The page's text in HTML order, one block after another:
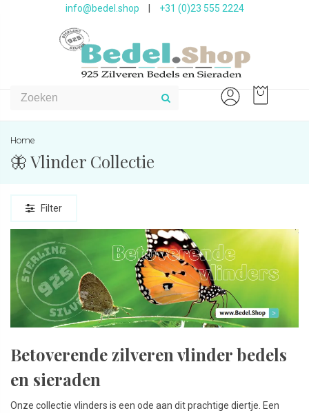
info@bedel.shop +31 (0)23 555 2224
Home
🦋 Vlinder Collectie
Filter
Betoverende zilveren vlinder bedels
en sieraden
Onze collectie vlinders is een ode aan dit prachtige diertje. Een